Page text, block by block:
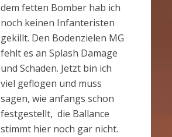
dem fetten Bomber hab ich
noch keinen Infanteristen
gekillt. Den Bodenzielen MG
fehlt es an Splash Damage
und Schaden. Jetzt bin ich
viel geflogen und muss
sagen, wie anfangs schon
festgestellt, die Ballance
stimmt hier noch gar nicht.